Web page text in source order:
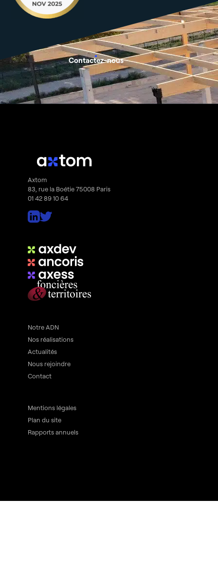
Contactez-nous
Axtom
83, rue la Boétie 75008 Paris
01 42 89 10 64
Notre ADN
Nos réalisations
Actualités
Nous rejoindre
Contact
Mentions légales
Plan du site
Rapports annuels